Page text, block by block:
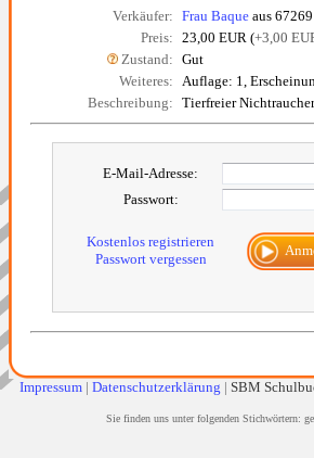
Verkäufer: Frau Baque aus
Preis: 23,00 EUR (+3,00
Zustand: Gut
Weiteres: Auflage: 1,
Beschreibung: Tierfreier
E-Mail-Adresse:
Passwort:
Kostenlos registrieren
Passwort vergessen
Impressum | Datenschutzerklärung | SBM
Sie finden uns unter folgenden Stichwörtern: